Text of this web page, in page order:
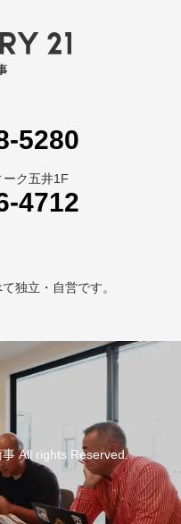
5280
ク五井1F
4712
独立・自営です。
All rights Reserved.